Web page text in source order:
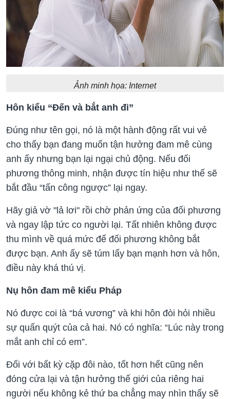
Ảnh minh họa: Internet
Hôn kiểu “Đến và bắt anh đi”
Đúng như tên gọi, nó là một hành động rất vui vẻ
cho thấy bạn đang muốn tận hưởng đam mê cùng
anh ấy nhưng bạn lại ngại chủ động. Nếu đối
phương thông minh, nhận được tín hiệu như thế sẽ
bắt đầu “tấn công ngược” lại ngay.
Hãy giả vờ "lả lơi" rồi chờ phản ứng của đối phương
và ngay lập tức co người lại. Tất nhiên không được
thu mình về quá mức để đối phương không bắt
được bạn. Anh ấy sẽ túm lấy bạn mạnh hơn và hôn,
điều này khá thú vị.
Nụ hôn đam mê kiểu Pháp
Nó được coi là “bá vương” và khi hôn đòi hỏi nhiều
sự quấn quýt của cả hai. Nó có nghĩa: “Lúc này trong
mắt anh chỉ có em”.
Đối với bất kỳ cặp đôi nào, tốt hơn hết cũng nên
đóng cửa lại và tận hưởng thế giới của riêng hai
người nếu không kẻ thứ ba chẳng may nhìn thấy sẽ